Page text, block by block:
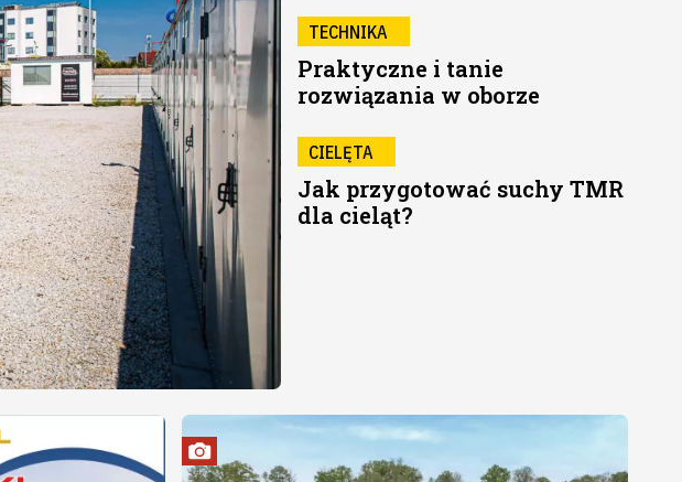
TECHNIKA
Praktyczne i tanie
rozwiązania w oborze
CIELĘTA
Jak przygotować suchy TMR
dla cieląt?